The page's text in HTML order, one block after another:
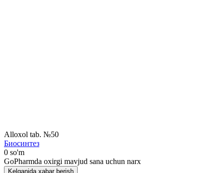
Alloxol tab. №50
Биосинтез
0 so'm
GoPharmda oxirgi mavjud sana uchun narx
Kelganida xabar berish